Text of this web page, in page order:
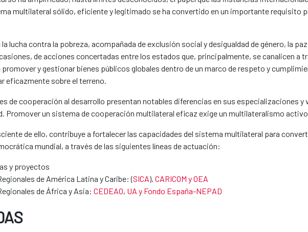
multilateral sólido, eficiente y legitimado se ha convertido en un importante requisito
lucha contra la pobreza, acompañada de exclusión social y desigualdad de género, la
de acciones concertadas entre los estados que, principalmente, se canalicen a
y gestionar bienes públicos globales dentro de un marco de respeto y
eficazmente sobre el terreno.
de cooperación al desarrollo presentan notables diferencias en sus especializaciones
Promover un sistema de cooperación multilateral eficaz exige un multilateralismo
de ello, contribuye a fortalecer las capacidades del sistema multilateral para
mundial, a través de las siguientes líneas de actuación:
y proyectos
de América Latina y Caribe: (SICA), CARICOM y OEA
de África y Asia: CEDEAO, UA y Fondo España-NEPAD